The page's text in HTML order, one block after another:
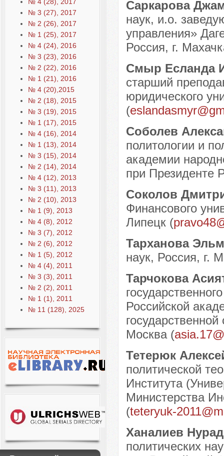
№ 3 (27), 2017
№ 2 (26), 2017
№ 1 (25), 2017
№ 4 (24), 2016
№ 3 (23), 2016
№ 2 (22), 2016
№ 1 (21), 2016
№ 4 (20),2015
№ 2 (18), 2015
№ 3 (19), 2015
№ 1 (17), 2015
№ 4 (16), 2014
№ 1 (13), 2014
№ 3 (15), 2014
№ 2 (14), 2014
№ 4 (12), 2013
№ 3 (11), 2013
№ 2 (10), 2013
№ 1 (9), 2013
№ 4 (8), 2012
№ 3 (7), 2012
№ 2 (6), 2012
№ 1 (5), 2012
№ 4 (4), 2011
№ 3 (3), 2011
№ 2 (2), 2011
№ 1 (1), 2011
№ 11 (128), 2025
Саркарова
наук, и.о.
управления»
Россия, г.
Смыр Есланда
старший
юридического
(
Соболев
политологии и
академии
при Президенте
Соколов
Финансового
Липецк (
Тарханова
наук, Россия, г.
Тарчокова
Российской
Москва (
Тетерюк
политической
Института
Министерства
(teteryuk-
Ханалиев
политических